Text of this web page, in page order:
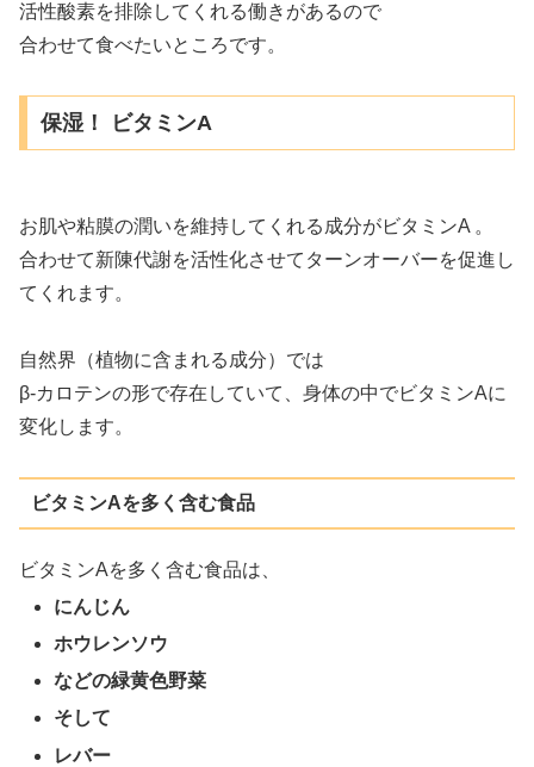
活性酸素を排除してくれる働きがあるので
合わせて食べたいところです。
保湿！ ビタミンA
お肌や粘膜の潤いを維持してくれる成分がビタミンA 。
合わせて新陳代謝を活性化させてターンオーバーを促進し
てくれます。
自然界（植物に含まれる成分）では
β‐カロテンの形で存在していて、身体の中でビタミンAに
変化します。
ビタミンAを多く含む食品
ビタミンAを多く含む食品は、
にんじん
ホウレンソウ
などの緑黄色野菜
そして
レバー